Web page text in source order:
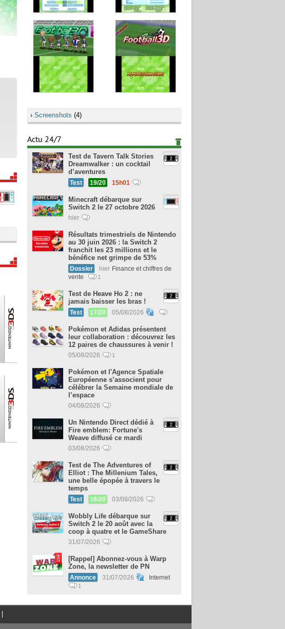
› Screenshots (4)
Actu 24/7
Test de Tavern Talk Stories
Dreamwalker : un cocktail
d’aventures
Test 19/20 15h01
Minecraft débarque sur
Switch 2 le 27 octobre 2026
hier
Résultats trimestriels de Nintendo
au 30 juin 2026 : la Switch 2
franchit les 23 millions et le
bénéfice net grimpe de 53%
Dossier hier Finance et chiffres de
vente
1
Test de Heave Ho 2 : ne
jamais baisser les bras !
Test 17/20 05/08/2026
Pokémon et Adidas présentent
leur collaboration : découvrez les
12 paires de chaussures à venir !
05/08/2026 1
Pokémon et l'Agence Spatiale
Européenne s’associent pour
célébrer la Semaine mondiale de
l’espace
04/08/2026
Un Nintendo Direct dédié à
Fire emblem: Fortune's
Weave diffusé ce mardi
03/08/2026
Test de The Adventures of
Elliot : The Millenium Tales,
une belle épopée à travers le
temps
Test 16/20 03/08/2026
Wobbly Life débarque sur
Switch 2 le 20 août avec la
coop à quatre et le GameShare
31/07/2026
[Rappel] Abonnez-vous à Warp
Zone, la newsletter de PN
Annonce 31/07/2026 Internet
1